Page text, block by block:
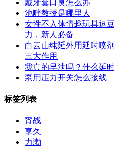
戴牙套口臭怎么办
池畔教授是哪里人
女性不入体情趣玩具逗
力，新人必备
白云山纯延外用延时喷
三大作用
我真的早泄吗？什么延
泵用压力开关怎么接线
标签列表
宵战
享久
力渤